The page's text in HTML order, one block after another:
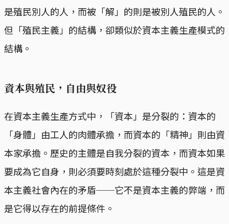
是殖民別人的人，而被「解」的則是被別人殖民的人。
但「殖民主義」的結構，卻類似於資本主義生產模式的
結構。
資本與殖民，自由與奴役
在資本主義生產方式中，「資本」是分裂的：資本的
「身體」由工人的肉體承擔，而資本的「精神」則由資
本家承擔。歷史的主體是自我分裂的資本，而資本如果
要成為它自身，則必須要時刻處於這種分裂中。這是資
本主義社會內在的矛盾──它不是資本主義的弊端，而
是它得以存在的前提條件。